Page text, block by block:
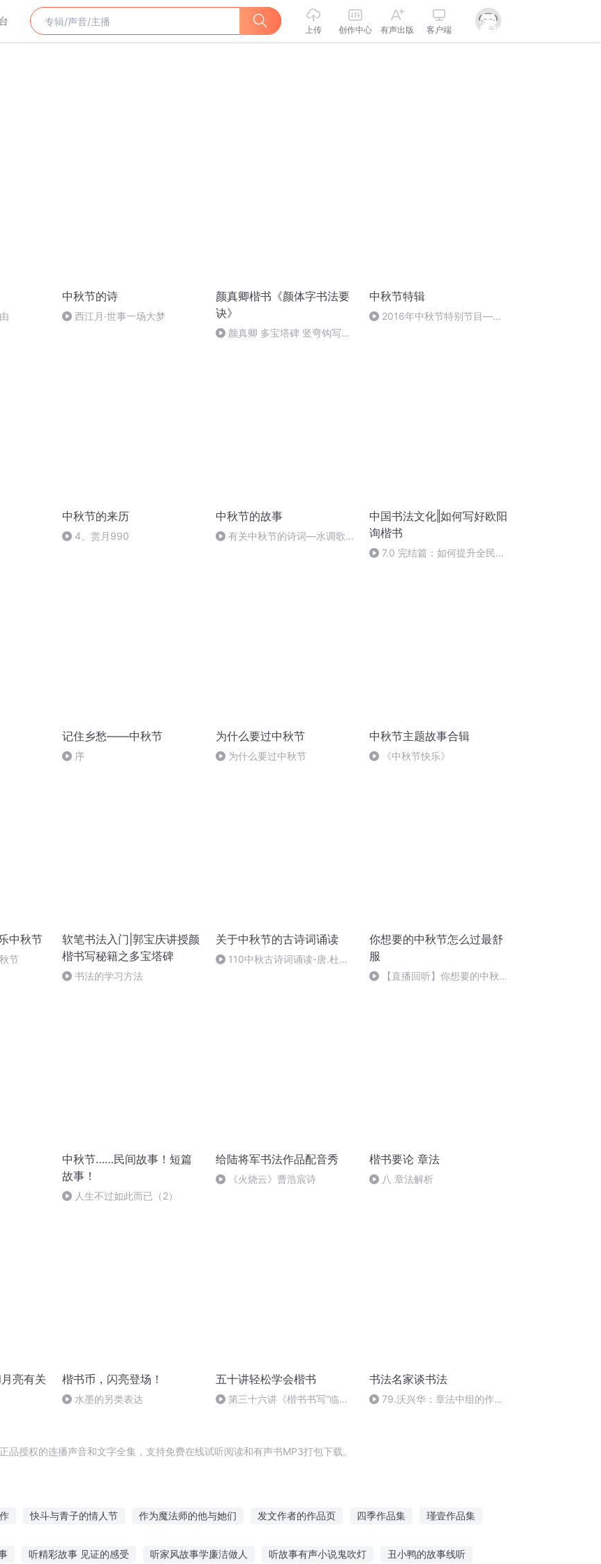
上传 创作中心 有声出版 客户端
中秋节的诗
西江月·世事一场大梦
颜真卿楷书《颜体字书法要
诀》
颜真卿 多宝塔碑 竖弯钩写法
中秋节特辑
2016年中秋节特别节目—夏
中秋节的来历
4、赏月990
中秋节的故事
有关中秋节的诗词―水调歌
中国书法文化‖如何写好欧阳
询楷书
7.0 完结篇：如何提升全民书
记住乡愁——中秋节
序
为什么要过中秋节
为什么要过中秋节
中秋节主题故事合辑
《中秋节快乐》
中秋节
节
软笔书法入门|郭宝庆讲授颜
楷书写秘籍之多宝塔碑
书法的学习方法
关于中秋节的古诗词诵读
110中秋古诗词诵读-唐.杜甫-
你想要的中秋节怎么过最舒
服
【直播回听】你想要的中秋节
中秋节……民间故事！短篇
故事！
人生不过如此而已（2）
给陆将军书法作品配音秀
《火烧云》曹浩宸诗
楷书要论 章法
八 章法解析
亮有关
楷书币，闪亮登场！
水墨的另类表达
五十讲轻松学会楷书
第三十六讲《楷书书写“临池
书法名家谈书法
79.沃兴华：章法中组的作用
授权的连播声音和文字全集，支持免费在线试听阅读和有声书MP3打包下载。
快斗与青子的情人节 作为魔法师的他与她们 发文作者的作品页 四季作品集 瑾壹作品集
听精彩故事 见证的感受 听家风故事学廉洁做人 听故事有声小说鬼吹灯 丑小鸭的故事线听